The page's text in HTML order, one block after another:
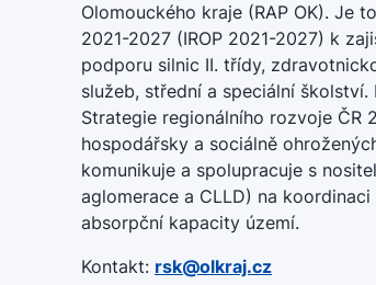
Olomouckého kraje (RAP OK). Je
2021-2027 (IROP 2021-2027) k
podporu silnic II. třídy,
služeb, střední a speciální
Strategie regionálního rozvoje ČR
hospodářsky a sociálně
komunikuje a spolupracuje s
aglomerace a CLLD) na
absorpční kapacity území.
Kontakt: rsk@olkraj.cz